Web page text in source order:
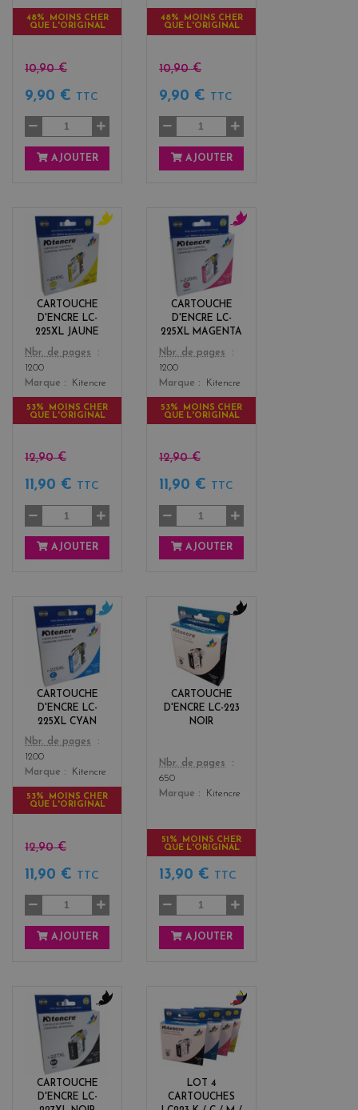
48% MOINS CHER
QUE L'ORIGINAL
10,90 €
9,90 € TTC
AJOUTER
48% MOINS CHER
QUE L'ORIGINAL
10,90 €
9,90 € TTC
AJOUTER
CARTOUCHE
D'ENCRE LC-
225XL JAUNE
Color
y
l
l
o
Nbr. de pages
1200
Marque
Kitencre
53% MOINS CHER
QUE L'ORIGINAL
12,90 €
11,90 € TTC
AJOUTER
CARTOUCHE
D'ENCRE LC-
225XL MAGENTA
Color
m
g
e
n
a
Nbr. de pages
1200
Marque
Kitencre
53% MOINS CHER
QUE L'ORIGINAL
12,90 €
11,90 € TTC
AJOUTER
CARTOUCHE
D'ENCRE LC-
225XL CYAN
Color
c
a
n
Nbr. de pages
1200
Marque
Kitencre
53% MOINS CHER
QUE L'ORIGINAL
12,90 €
11,90 € TTC
AJOUTER
CARTOUCHE
D'ENCRE LC-223
NOIR
Color
k
Nbr. de pages
650
Marque
Kitencre
51% MOINS CHER
QUE L'ORIGINAL
13,90 € TTC
AJOUTER
CARTOUCHE
D'ENCRE LC-
b
a
c
k
LOT 4
CARTOUCHES
b
l
a
+
3